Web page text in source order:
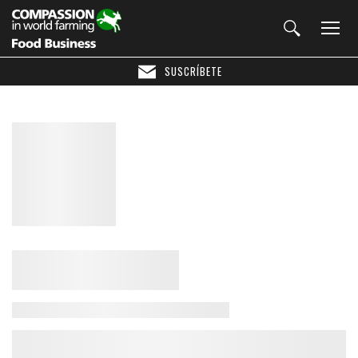
SUSCRÍBETE